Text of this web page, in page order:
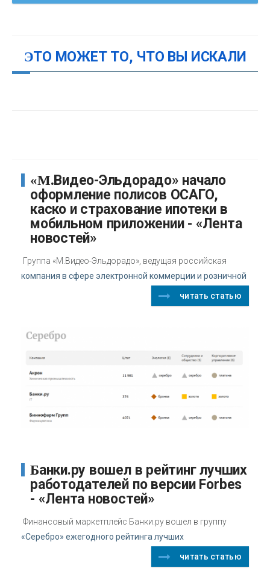
ЭТО МОЖЕТ ТО, ЧТО ВЫ ИСКАЛИ
«М.Видео-Эльдорадо» начало
оформление полисов ОСАГО,
каско и страхование ипотеки в
мобильном приложении - «Лента
новостей»
Группа «М.Видео-Эльдорадо», ведущая российская
компания в сфере электронной коммерции и розничной
читать статью
Банки.ру вошел в рейтинг лучших
работодателей по версии Forbes
- «Лента новостей»
Финансовый маркетплейс Банки.ру вошел в группу
«Серебро» ежегодного рейтинга лучших
читать статью